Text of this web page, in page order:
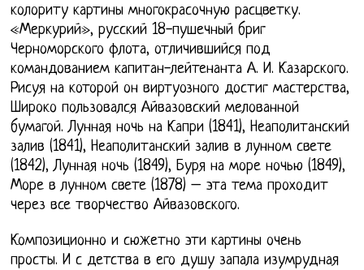
колориту картины многокрасочную расцветку.
«Меркурий», русский 18-пушечный бриг
Черноморского флота, отличившийся под
командованием капитан-лейтенанта А. И. Казарского.
Рисуя на которой он виртуозного достиг мастерства,
Широко пользовался Айвазовский мелованной
бумагой. Лунная ночь на Капри (1841), Неаполитанский
залив (1841), Неаполитанский залив в лунном свете
(1842), Лунная ночь (1849), Буря на море ночью (1849),
Море в лунном свете (1878) – эта тема проходит
через все творчество Айвазовского.
Композиционно и сюжетно эти картины очень
просты. И с детства в его душу запала изумрудная